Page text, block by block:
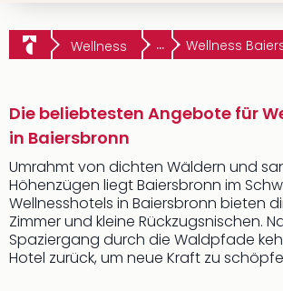
Wellness ... Wellness
Die beliebtesten Angebote für
in Baiersbronn
Umrahmt von dichten Wäldern und
Höhenzügen liegt Baiersbronn im
Wellnesshotels in Baiersbronn bieten
Zimmer und kleine Rückzugsnischen.
Spaziergang durch die Waldpfade
Hotel zurück, um neue Kraft zu